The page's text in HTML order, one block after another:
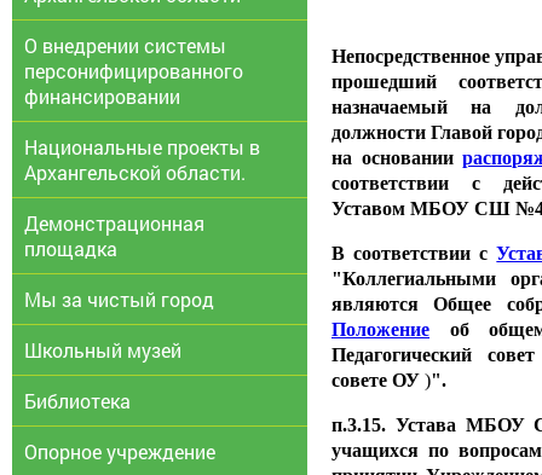
О внедрении системы
персонифицированного
финансировании
Национальные проекты в
Архангельской области.
Демонстрационная
площадка
Мы за чистый город
Школьный музей
Библиотека
Опорное учреждение
Непосредственное
прошедший
назначаемый на
должности Главой
на основании
соответствии с
Уставом МБОУ СШ
В соответствии с
"Коллегиальными
являются Общее
Положение об
Педагогический
совете ОУ )".
п.3.15. Устава
учащихся по